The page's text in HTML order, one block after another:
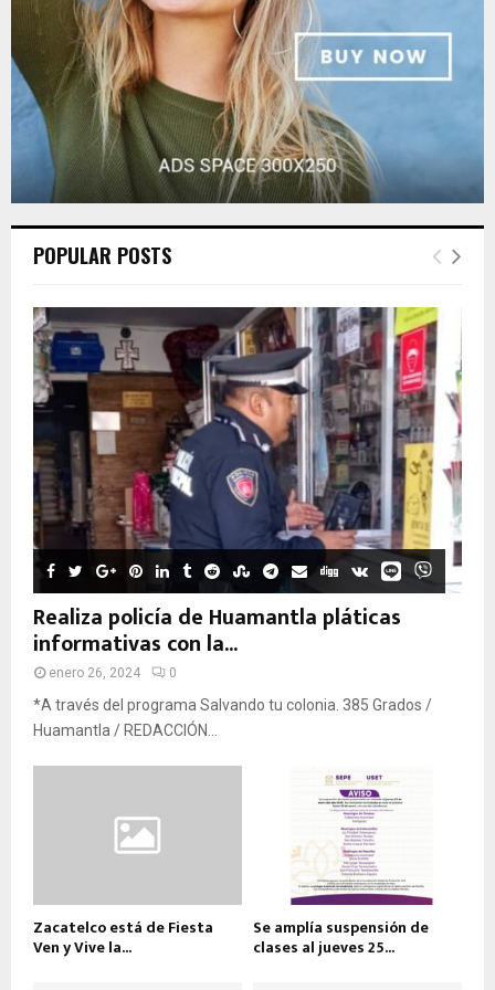
POPULAR POSTS
Realiza policía de Huamantla pláticas
informativas con la...
enero 26, 2024 0
*A través del programa Salvando tu colonia. 385 Grados /
Huamantla / REDACCIÓN...
Zacatelco está de Fiesta
Ven y Vive la...
Se amplía suspensión de
clases al jueves 25...